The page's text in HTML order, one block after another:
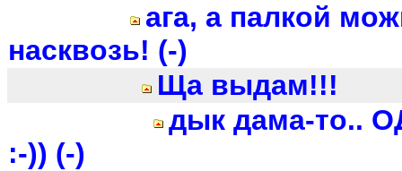
ага, а палкой
насквозь! (-)
Ща выдам!!!
дык дама-то..
:-)) (-)